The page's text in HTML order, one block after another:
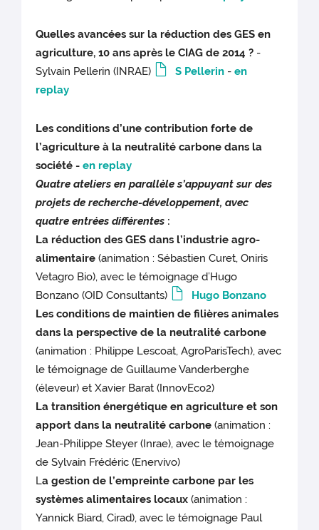
Quelles avancées sur la réduction des GES en
agriculture, 10 ans après le CIAG de 2014 ? -
Sylvain Pellerin (INRAE)
S Pellerin -en
replay
Les conditions d’une contribution forte de
l’agriculture à la neutralité carbone dans la
société -en replay
Quatre ateliers en parallèle s’appuyant sur des
projets de recherche-développement, avec
quatre entrées différentes :
La réduction des GES dans l’industrie agro-
alimentaire (animation : Sébastien Curet, Oniris
Vetagro Bio), avec le témoignage d’Hugo
Bonzano (OID Consultants)
Hugo Bonzano
Les conditions de maintien de filières animales
dans la perspective de la neutralité carbone
(animation : Philippe Lescoat, AgroParisTech), avec
le témoignage de Guillaume Vanderberghe
(éleveur) et Xavier Barat (InnovEco2)
La transition énergétique en agriculture et son
apport dans la neutralité carbone (animation :
Jean-Philippe Steyer (Inrae), avec le témoignage
de Sylvain Frédéric (Enervivo)
La gestion de l’empreinte carbone par les
systèmes alimentaires locaux (animation :
Yannick Biard, Cirad), avec le témoignage Paul